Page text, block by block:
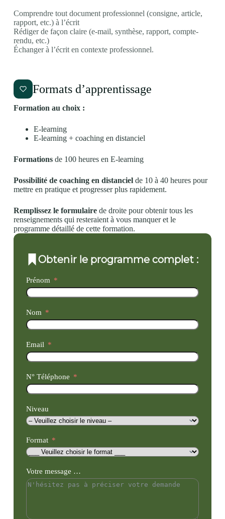
Comprendre tout document professionnel (consigne, article,
rapport, etc.) à l’écrit
Rédiger de façon claire (e-mail, synthèse, rapport, compte-
rendu, etc.)
Échanger à l’écrit en contexte professionnel.
Formats d’apprentissage
Formation au choix :
E-learning
E-learning + coaching en distanciel
Formations de 100 heures en E-learning
Possibilité de coaching en distancielde 10 à 40 heures pour
mettre en pratique et progresser plus rapidement.
Remplissez le formulairede droite pour obtenir tous les
renseignements qui resteraient à vous manquer et le
programme détaillé de cette formation.
Obtenir le programme complet :
Prénom
Nom
Email
N° Téléphone
Niveau
Format
Votre message …